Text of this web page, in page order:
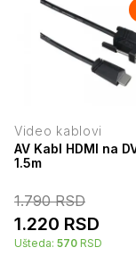
Video kablovi
AV Kabl HDMI na
1.5m
1.790RSD
1.220 RSD
Ušteda: 570 RSD